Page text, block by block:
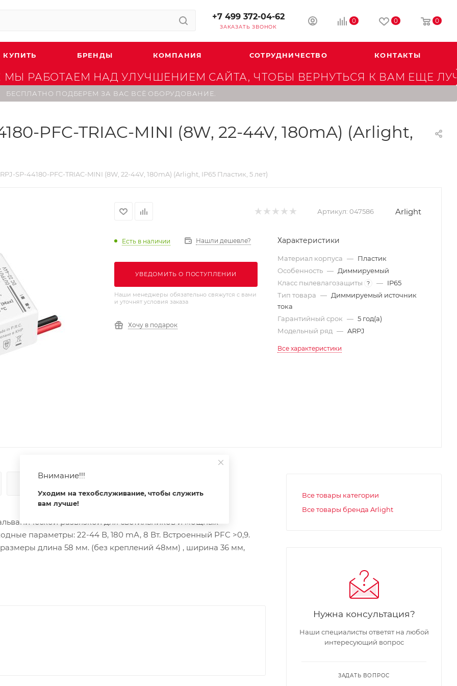
+7 499 372-04-62
ЗАКАЗАТЬ ЗВОНОК
0 0 0
КУПИТЬ БРЕНДЫ КОМПАНИЯ СОТРУДНИЧЕСТВО КОНТАКТЫ
РАБОТАЕМ НАД УЛУЧШЕНИЕМ САЙТА, ЧТОБЫ ВЕРНУТЬСЯ К ВАМ ЕЩЕ
БЕСПЛАТНО ПОДБЕРЕМ ЗА ВАС ВСЁ ОБОРУДОВАНИЕ.
PFC-TRIAC-MINI (8W, 22-44V, 180mA) (Arlight,
SP-44180-PFC-TRIAC-MINI (8W, 22-44V, 180mA) (Arlight, IP65 Пластик, 5 лет)
Артикул: 047586 Arlight
Есть в наличии Нашли дешевле?
УВЕДОМИТЬ О ПОСТУПЛЕНИИ
Наши менеджеры обязательно свяжутся с вами
и уточнят условия заказа
Хочу в подарок
Характеристики
Материал корпуса — Пластик
Особенность — Диммируемый
Класс пылевлагозащиты
? — IP65
Тип товара — Диммируемый источник
тока
Гарантийный срок — 5 год(а)
Модельный ряд — ARPJ
Все характеристики
развязкой для светильников и мощных
параметры: 22-44 В, 180 mА, 8 Вт. Встроенный PFC >0,9.
длина 58 мм. (без креплений 48мм) , ширина 36 мм,
Все товары категории
Все товары бренда Arlight
Нужна консультация?
Наши специалисты ответят на любой
интересующий вопрос
ЗАДАТЬ ВОПРОС
Внимание!!!
Уходим на техобслуживание, чтобы служить
вам лучше!